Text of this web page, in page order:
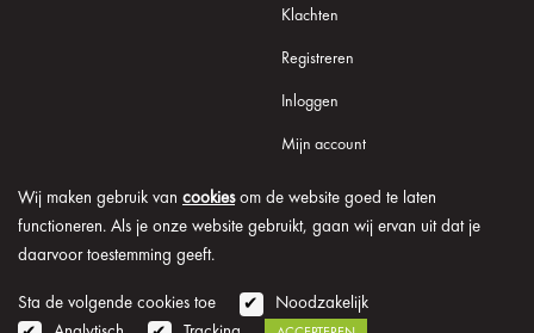
Wij maken gebruik van cookiesom de website goed te laten
functioneren. Als je onze website gebruikt, gaan wij ervan uit dat je
daarvoor toestemming geeft.
Sta de volgende cookies toe
Noodzakelijk
Klachten
Registreren
Inloggen
Mijn account
© 2026 Onder de Lindeboom